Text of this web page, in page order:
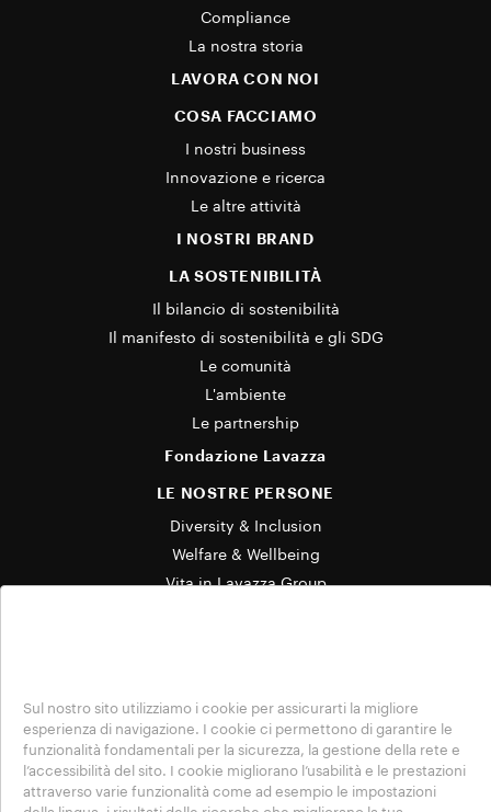
Compliance
La nostra storia
LAVORA CON NOI
COSA FACCIAMO
I nostri business
Innovazione e ricerca
Le altre attività
I NOSTRI BRAND
LA SOSTENIBILITÀ
Il bilancio di sostenibilità
Il manifesto di sostenibilità e gli SDG
Le comunità
L'ambiente
Le partnership
Fondazione Lavazza
LE NOSTRE PERSONE
Diversity & Inclusion
Welfare & Wellbeing
Vita in Lavazza Group
Attività locali
CONTATTI
Termini di utilizzo
Sul nostro sito utilizziamo i cookie per assicurarti la migliore
esperienza di navigazione. I cookie ci permettono di garantire le
funzionalità fondamentali per la sicurezza, la gestione della rete e
l’accessibilità del sito. I cookie migliorano l’usabilità e le prestazioni
attraverso varie funzionalità come ad esempio le impostazioni